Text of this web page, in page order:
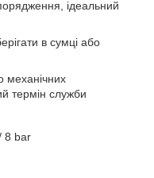
ідеальний
в сумці або
механічних
термін служби
8 bar